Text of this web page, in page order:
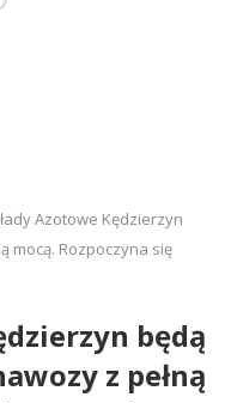
Azotowe Kędzierzyn
mocą. Rozpoczyna się
będą
z pełną